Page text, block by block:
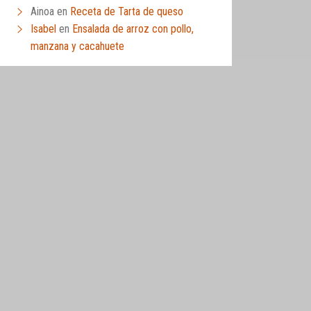
Ainoa en Receta de Tarta de queso
Isabel en Ensalada de arroz con pollo,
manzana y cacahuete